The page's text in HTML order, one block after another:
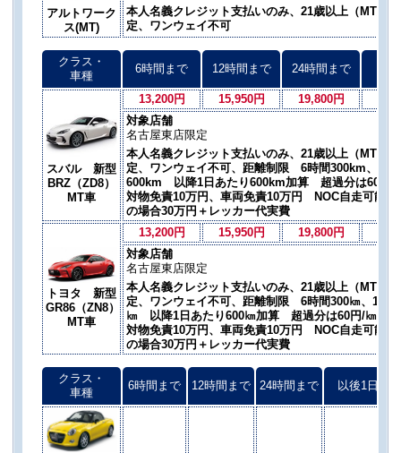
アルトワーク
ス(MT)
本人名義クレジット支払いのみ、21歳以上（MT免
定、ワンウェイ不可
クラス・
車種
6時間まで 12時間まで 24時間まで
スバル 新型
BRZ（ZD8）
MT車
13,200円 15,950円 19,800円
対象店舗
名古屋東店限定
本人名義クレジット支払いのみ、21歳以上（MT免
定、ワンウェイ不可、距離制限 6時間300km、12
600km 以降1日あたり600km加算 超過分は60円/
対物免責10万円、車両免責10万円 NOC自走可能の
の場合30万円＋レッカー代実費
トヨタ 新型
GR86（ZN8）
MT車
13,200円 15,950円 19,800円
対象店舗
名古屋東店限定
本人名義クレジット支払いのみ、21歳以上（MT免
定、ワンウェイ不可、距離制限 6時間300㎞、12時
㎞ 以降1日あたり600㎞加算 超過分は60円/㎞加算
対物免責10万円、車両免責10万円 NOC自走可能の
の場合30万円＋レッカー代実費
クラス・
車種
6時間まで 12時間まで 24時間まで 以後1日